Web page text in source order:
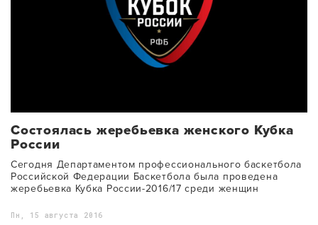
Состоялась жеребьевка женского Кубка
России
Сегодня Департаментом профессионального баскетбола
Российской Федерации Баскетбола была проведена
жеребьевка Кубка России-2016/17 среди женщин
Пн, 15 августа 2016